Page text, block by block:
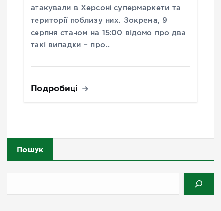
атакували в Херсоні супермаркети та
території поблизу них. Зокрема, 9
серпня станом на 15:00 відомо про два
такі випадки – про…
Подробиці
Пошук